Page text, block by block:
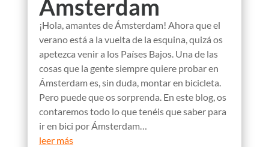
Ámsterdam
¡Hola, amantes de Ámsterdam! Ahora que el
verano está a la vuelta de la esquina, quizá os
apetezca venir a los Países Bajos. Una de las
cosas que la gente siempre quiere probar en
Ámsterdam es, sin duda, montar en bicicleta.
Pero puede que os sorprenda. En este blog, os
contaremos todo lo que tenéis que saber para
ir en bici por Ámsterdam…
leer más